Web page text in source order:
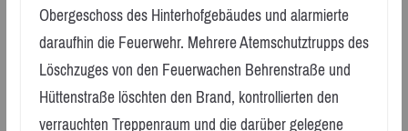
Obergeschoss des Hinterhofgebäudes und alarmierte
daraufhin die Feuerwehr. Mehrere Atemschutztrupps des
Löschzuges von den Feuerwachen Behrenstraße und
Hüttenstraße löschten den Brand, kontrollierten den
verrauchten Treppenraum und die darüber gelegene